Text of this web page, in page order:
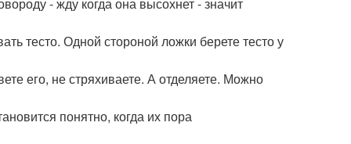
тесто. Одной стороной ложки берете тесто у
его, не стряхиваете. А отделяете. Можно
понятно, когда их пора